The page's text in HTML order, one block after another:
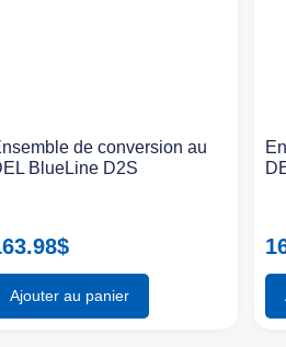
de conversion au
BlueLine D2S
$
Ajouter au panier